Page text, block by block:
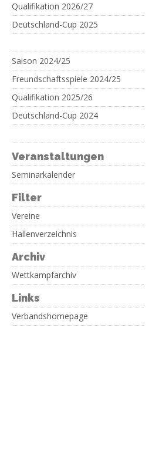
Qualifikation 2026/27
Deutschland-Cup 2025
Saison 2024/25
Freundschaftsspiele 2024/25
Qualifikation 2025/26
Deutschland-Cup 2024
Veranstaltungen
Seminarkalender
Filter
Vereine
Hallenverzeichnis
Archiv
Wettkampfarchiv
Links
Verbandshomepage